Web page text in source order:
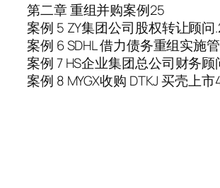
第二章 重组并购案例25
案例 5 ZY集团公司股权转让顾问
案例 6 SDHL 借力债务重组实施
案例 7 HS企业集团总公司财务顾
案例 8 MYGX收购 DTKJ 买壳上市